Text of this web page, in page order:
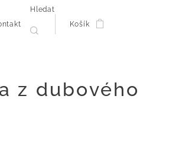
Hledat
Košík
z dubového